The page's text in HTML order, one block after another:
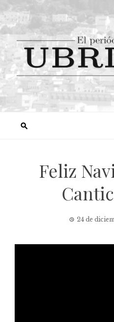
Feliz
24 de